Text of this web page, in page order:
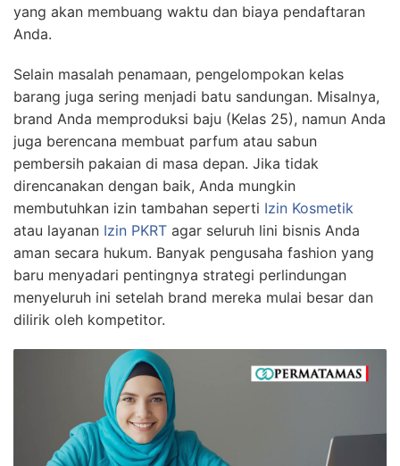
yang akan membuang waktu dan biaya pendaftaran
Anda.
Selain masalah penamaan, pengelompokan kelas
barang juga sering menjadi batu sandungan. Misalnya,
brand Anda memproduksi baju (Kelas 25), namun Anda
juga berencana membuat parfum atau sabun
pembersih pakaian di masa depan. Jika tidak
direncanakan dengan baik, Anda mungkin
membutuhkan izin tambahan seperti Izin Kosmetik
atau layanan Izin PKRT agar seluruh lini bisnis Anda
aman secara hukum. Banyak pengusaha fashion yang
baru menyadari pentingnya strategi perlindungan
menyeluruh ini setelah brand mereka mulai besar dan
dilirik oleh kompetitor.